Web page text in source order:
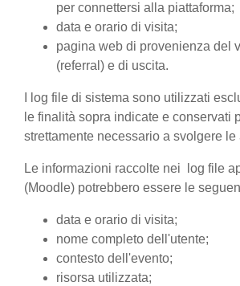
per connettersi alla piattaforma;
data e orario di visita;
pagina web di provenienza del
(referral) e di uscita.
I log file di sistema sono utilizzati
le finalità sopra indicate e conservati
strettamente necessario a svolgere le
Le informazioni raccolte nei log file
(Moodle) potrebbero essere le
data e orario di visita;
nome completo dell'utente;
contesto dell'evento;
risorsa utilizzata;